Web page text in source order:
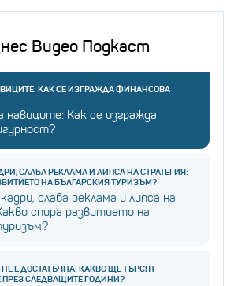
Видео Подкаст
КАК СЕ ИЗГРАЖДА ФИНАНСОВА
навиците: Как се изгражда
СЛАБА РЕКЛАМА И ЛИПСА НА СТРАТЕГИЯ:
НА БЪЛГАРСКИЯ ТУРИЗЪМ?
слаба реклама и липса на
спира развитието на
Е ДОСТАТЪЧНА: КАКВО ЩЕ ТЪРСЯТ
ПРЕЗ СЛЕДВАЩИТЕ ГОДИНИ?